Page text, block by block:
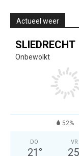
Actueel weer
SLIEDRECHT
Onbewolkt
52%
DO
21 °
VR
25